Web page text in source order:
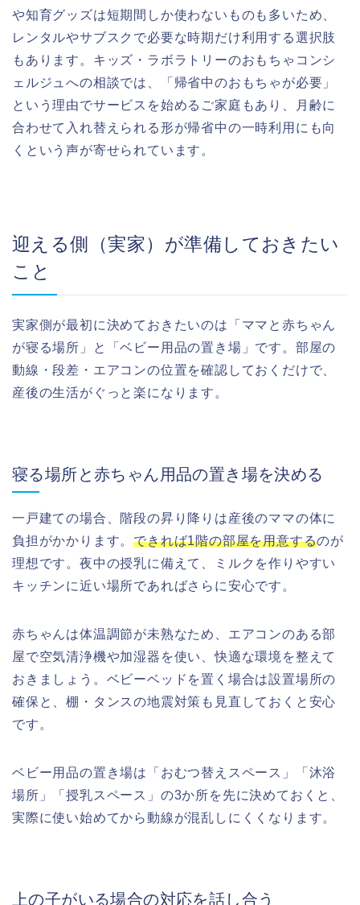
や知育グッズは短期間しか使わないものも多いため、
レンタルやサブスクで必要な時期だけ利用する選択肢
もあります。キッズ・ラボラトリーのおもちゃコンシ
ェルジュへの相談では、「帰省中のおもちゃが必要」
という理由でサービスを始めるご家庭もあり、月齢に
合わせて入れ替えられる形が帰省中の一時利用にも向
くという声が寄せられています。
迎える側（実家）が準備しておきたい
こと
実家側が最初に決めておきたいのは「ママと赤ちゃん
が寝る場所」と「ベビー用品の置き場」です。部屋の
動線・段差・エアコンの位置を確認しておくだけで、
産後の生活がぐっと楽になります。
寝る場所と赤ちゃん用品の置き場を決める
一戸建ての場合、階段の昇り降りは産後のママの体に
負担がかかります。できれば1階の部屋を用意するのが
理想です。夜中の授乳に備えて、ミルクを作りやすい
キッチンに近い場所であればさらに安心です。
赤ちゃんは体温調節が未熟なため、エアコンのある部
屋で空気清浄機や加湿器を使い、快適な環境を整えて
おきましょう。ベビーベッドを置く場合は設置場所の
確保と、棚・タンスの地震対策も見直しておくと安心
です。
ベビー用品の置き場は「おむつ替えスペース」「沐浴
場所」「授乳スペース」の3か所を先に決めておくと、
実際に使い始めてから動線が混乱しにくくなります。
上の子がいる場合の対応を話し合う